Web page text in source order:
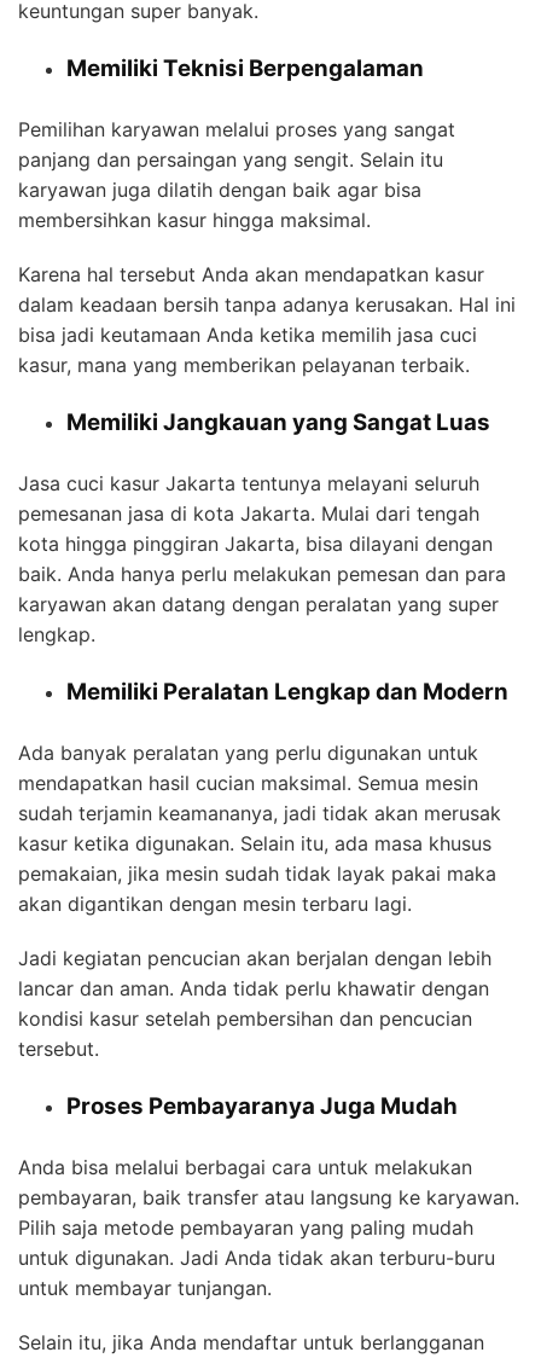
keuntungan super banyak.
Memiliki Teknisi Berpengalaman
Pemilihan karyawan melalui proses yang sangat
panjang dan persaingan yang sengit. Selain itu
karyawan juga dilatih dengan baik agar bisa
membersihkan kasur hingga maksimal.
Karena hal tersebut Anda akan mendapatkan kasur
dalam keadaan bersih tanpa adanya kerusakan. Hal ini
bisa jadi keutamaan Anda ketika memilih jasa cuci
kasur, mana yang memberikan pelayanan terbaik.
Memiliki Jangkauan yang Sangat Luas
Jasa cuci kasur Jakarta tentunya melayani seluruh
pemesanan jasa di kota Jakarta. Mulai dari tengah
kota hingga pinggiran Jakarta, bisa dilayani dengan
baik. Anda hanya perlu melakukan pemesan dan para
karyawan akan datang dengan peralatan yang super
lengkap.
Memiliki Peralatan Lengkap dan Modern
Ada banyak peralatan yang perlu digunakan untuk
mendapatkan hasil cucian maksimal. Semua mesin
sudah terjamin keamananya, jadi tidak akan merusak
kasur ketika digunakan. Selain itu, ada masa khusus
pemakaian, jika mesin sudah tidak layak pakai maka
akan digantikan dengan mesin terbaru lagi.
Jadi kegiatan pencucian akan berjalan dengan lebih
lancar dan aman. Anda tidak perlu khawatir dengan
kondisi kasur setelah pembersihan dan pencucian
tersebut.
Proses Pembayaranya Juga Mudah
Anda bisa melalui berbagai cara untuk melakukan
pembayaran, baik transfer atau langsung ke karyawan.
Pilih saja metode pembayaran yang paling mudah
untuk digunakan. Jadi Anda tidak akan terburu-buru
untuk membayar tunjangan.
Selain itu, jika Anda mendaftar untuk berlangganan